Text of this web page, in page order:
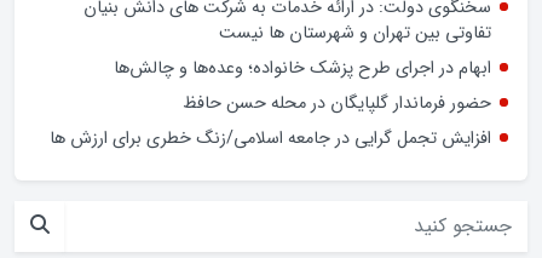
اسراف در مصرف سوخت در ایران؛ لزوم بازنگری در فرهنگ مصرف
انرژی
کشف بیش از ۱۹ کیلوگرم مواد مخدر در گلپایگان
سخنگوی دولت: در ارائه خدمات به شرکت های دانش بنیان
تفاوتی بین تهران و شهرستان ها نیست
افزایش تجمل گرایی در جامعه اسلامی/زنگ خطری برای ارزش ها